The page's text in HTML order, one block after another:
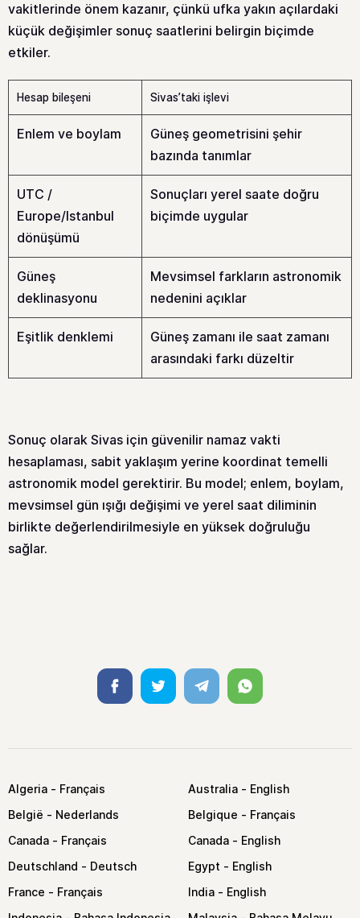
vakitlerinde önem kazanır, çünkü ufka yakın açılardaki
küçük değişimler sonuç saatlerini belirgin biçimde
etkiler.
Hesap bileşeni Sivas’taki işlevi
Enlem ve boylam
Güneş geometrisini şehir
bazında tanımlar
UTC /
Europe/Istanbul
dönüşümü
Sonuçları yerel saate doğru
biçimde uygular
Güneş
deklinasyonu
Mevsimsel farkların astronomik
nedenini açıklar
Eşitlik denklemi
Güneş zamanı ile saat zamanı
arasındaki farkı düzeltir
Sonuç olarak Sivas için güvenilir namaz vakti
hesaplaması, sabit yaklaşım yerine koordinat temelli
astronomik model gerektirir. Bu model; enlem, boylam,
mevsimsel gün ışığı değişimi ve yerel saat diliminin
birlikte değerlendirilmesiyle en yüksek doğruluğu
sağlar.
FacebookTwitter TelegramWhatsapp
Algeria
Australia
België
Belgique
Canada
Canada
Deutschland
Egypt
France
India